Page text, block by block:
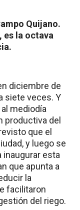
Quijano.
es la octava
diciembre de
siete veces. Y
mediodía
productiva del
que el
y luego se
inaugurar esta
que apunta a
la
facilitaron
del riego.